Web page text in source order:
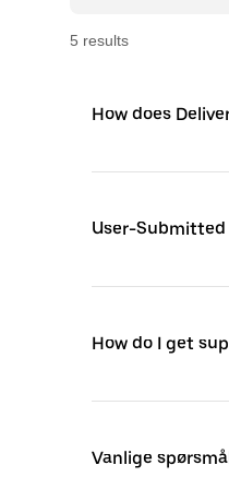
5 results
How does
User-Submitted
How do I get
Vanlige